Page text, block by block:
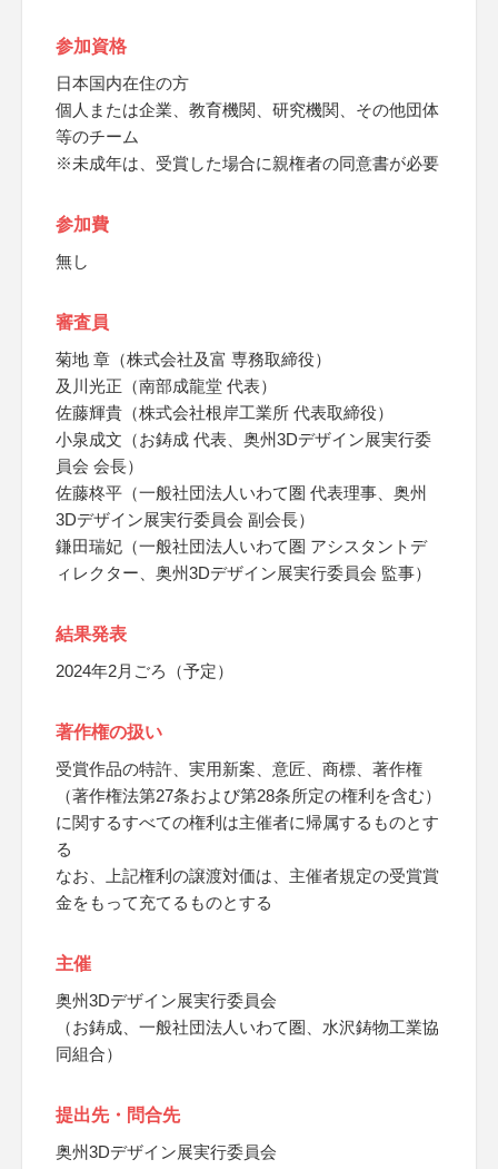
参加資格
日本国内在住の方
個人または企業、教育機関、研究機関、その他団体
等のチーム
※未成年は、受賞した場合に親権者の同意書が必要
参加費
無し
審査員
菊地 章（株式会社及富 専務取締役）
及川光正（南部成龍堂 代表）
佐藤輝貴（株式会社根岸工業所 代表取締役）
小泉成文（お鋳成 代表、奥州3Dデザイン展実行委
員会 会長）
佐藤柊平（一般社団法人いわて圏 代表理事、奥州
3Dデザイン展実行委員会 副会長）
鎌田瑞妃（一般社団法人いわて圏 アシスタントデ
ィレクター、奥州3Dデザイン展実行委員会 監事）
結果発表
2024年2月ごろ（予定）
著作権の扱い
受賞作品の特許、実用新案、意匠、商標、著作権
（著作権法第27条および第28条所定の権利を含む）
に関するすべての権利は主催者に帰属するものとす
る
なお、上記権利の譲渡対価は、主催者規定の受賞賞
金をもって充てるものとする
主催
奥州3Dデザイン展実行委員会
（お鋳成、一般社団法人いわて圏、水沢鋳物工業協
同組合）
提出先・問合先
奥州3Dデザイン展実行委員会